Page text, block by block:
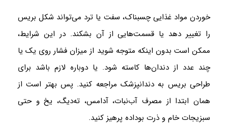
خوردن مواد غذایی چسبناک، سفت یا ترد می‌تواند شکل بریس
را تغییر دهد یا قسمت‌هایی از آن بشکند. در این شرایط،
ممکن است بدون اینکه متوجه شوید از میزان فشار روی یک یا
چند عدد از دندان‌ها کاسته شود. یا دوباره لازم باشد برای
طراحی بریس به دندانپزشک مراجعه کنید. پس بهتر است از
همان ابتدا از مصرف آب‌نبات، آدامس، ته‌دیگ، یخ و حتی
سبزیجات خام و ذرت بوداده پرهیز کنید.